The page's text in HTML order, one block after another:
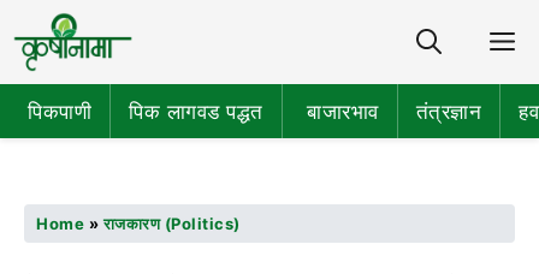
पिकपाणी पिक लागवड पद्धत बाजारभाव तंत्रज्ञान
Home »राजकारण (Politics)